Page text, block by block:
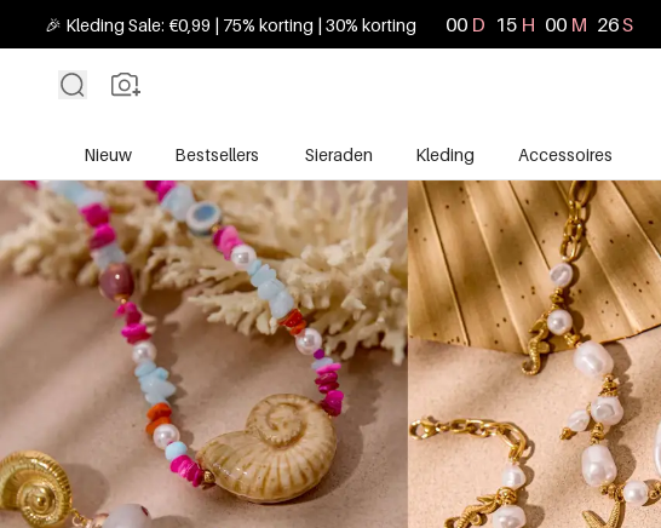
🎉 Kleding Sale: €0,99 | 75% korting | 30% korting 00 D 15 H 00 M 25S
Nieuw Bestsellers Sieraden Kleding Accessoires